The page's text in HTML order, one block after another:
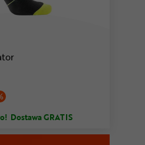
Dostawa GRATIS